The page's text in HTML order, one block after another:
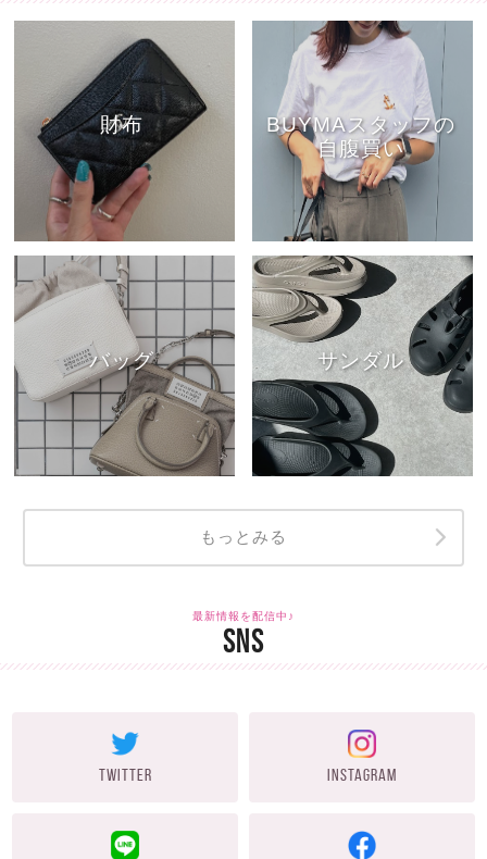
財布
BUYMAスタッフの
自腹買い
バッグ サンダル
もっとみる
最新情報を配信中♪
SNS
TWITTER INSTAGRAM